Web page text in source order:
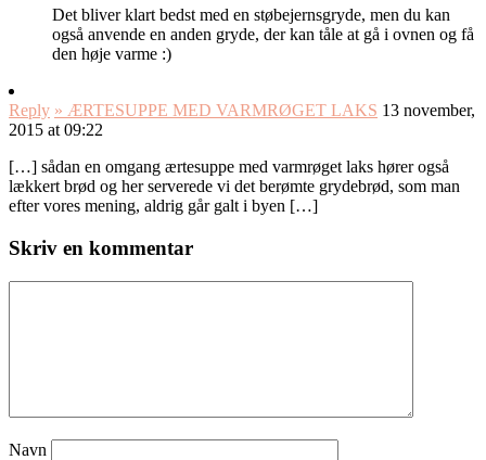
Det bliver klart bedst med en støbejernsgryde, men du kan
også anvende en anden gryde, der kan tåle at gå i ovnen og få
den høje varme :)
Reply » ÆRTESUPPE MED VARMRØGET LAKS 13 november,
2015 at 09:22
[…] sådan en omgang ærtesuppe med varmrøget laks hører også
lækkert brød og her serverede vi det berømte grydebrød, som man
efter vores mening, aldrig går galt i byen […]
Skriv en kommentar
Navn